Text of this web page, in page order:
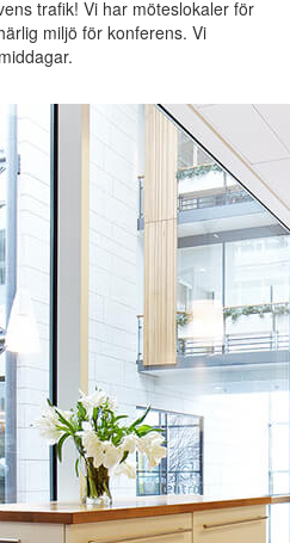
trafik! Vi har möteslokaler för
miljö för konferens. Vi